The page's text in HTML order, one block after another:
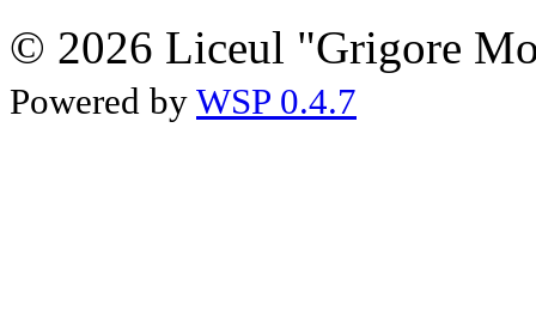
© 2026 Liceul "Grigore
Powered by WSP 0.4.7